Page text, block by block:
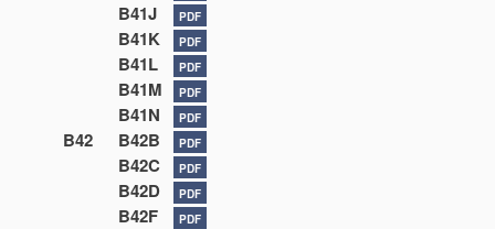
B41J PDF
B41K PDF
B41L PDF
B41M PDF
B41N PDF
B42 B42B PDF
B42C PDF
B42D PDF
B42F PDF